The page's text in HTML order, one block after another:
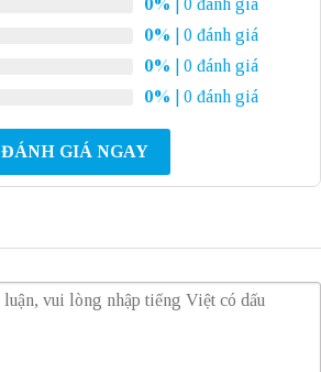
0%
| 0 đánh giá
0%
| 0 đánh giá
0% | 0 đánh giá
ĐÁNH GIÁ NGAY